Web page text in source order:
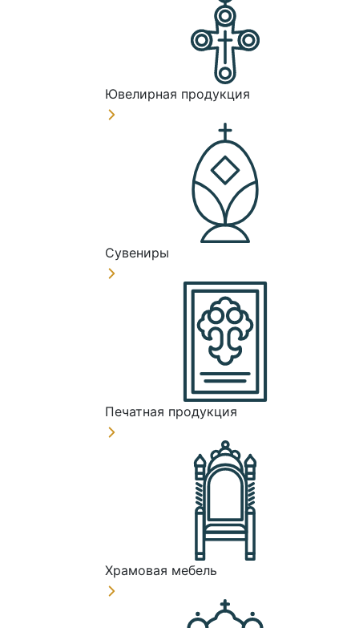
Ювелирная продукция
Сувениры
Печатная продукция
Храмовая мебель